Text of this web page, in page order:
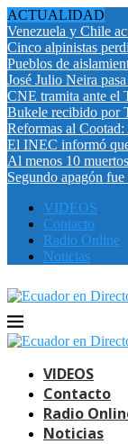
ACTUALIDAD
Venezuela y Chile
Cinco alpinistas
Pueblos de
José Julio Neira
CNE tramita ante el
Bukele recibido por
Reformas al
El INEC informó
Al menos 10
Segundo apagón
VIDEOS
Contacto
Radio Online
Noticias
VIDEOS
Contacto
Radio
Noticias